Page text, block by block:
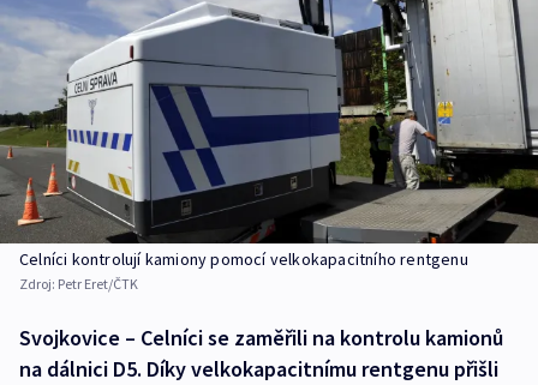
Celníci kontrolují kamiony pomocí velkokapacitního rentgenu
Zdroj: Petr Eret/ČTK
Svojkovice – Celníci se zaměřili na kontrolu kamionů
na dálnici D5. Díky velkokapacitnímu rentgenu přišli